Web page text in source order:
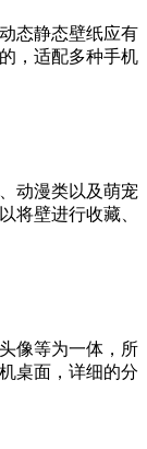
态静态壁纸应有
，适配多种手机
动漫类以及萌宠
将壁进行收藏、
像等为一体，所
桌面，详细的分